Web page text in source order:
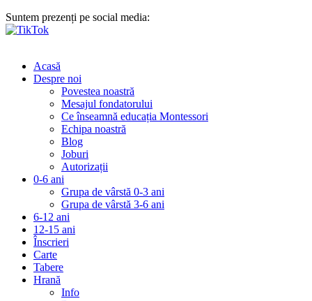
Suntem prezenți pe social media:
Acasă
Despre noi
Povestea noastră
Mesajul fondatorului
Ce înseamnă educația Montessori
Echipa noastră
Blog
Joburi
Autorizații
0-6 ani
Grupa de vârstă 0-3 ani
Grupa de vârstă 3-6 ani
6-12 ani
12-15 ani
Înscrieri
Carte
Tabere
Hrană
Info